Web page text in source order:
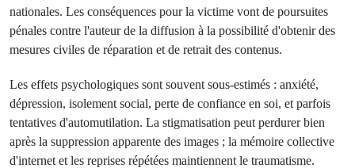
nationales. Les conséquences pour la victime vont de poursuites
pénales contre l'auteur de la diffusion à la possibilité d'obtenir des
mesures civiles de réparation et de retrait des contenus.
Les effets psychologiques sont souvent sous-estimés : anxiété,
dépression, isolement social, perte de confiance en soi, et parfois
tentatives d'automutilation. La stigmatisation peut perdurer bien
après la suppression apparente des images ; la mémoire collective
d'internet et les reprises répétées maintiennent le traumatisme.